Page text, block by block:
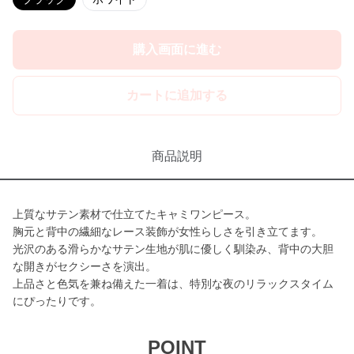
購入画面に進む
カートに追加する
商品説明
上質なサテン素材で仕立てたキャミワンピース。
胸元と背中の繊細なレース装飾が女性らしさを引き立てます。
光沢のある滑らかなサテン生地が肌に優しく馴染み、背中の大胆
な開きがセクシーさを演出。
上品さと色気を兼ね備えた一着は、特別な夜のリラックスタイム
にぴったりです。
POINT